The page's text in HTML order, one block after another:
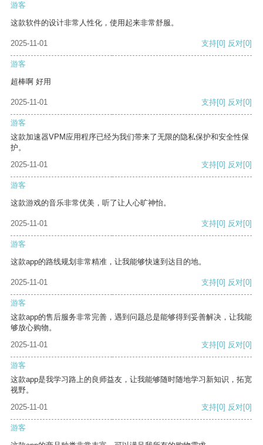
游客
这款软件的设计非常人性化，使用起来非常舒服。
2025-11-01 支持[0] 反对[0]
游客
超棒啊 好用
2025-11-01 支持[0] 反对[0]
游客
这款加速器VPM应用程序已经为我们带来了无限的隐私保护和安全性保
护。
2025-11-01
支持[0] 反对[0]
游客
这款游戏的音乐非常优美，听了让人心旷神怡。
2025-11-01 支持[0] 反对[0]
游客
这款app的路线规划非常精准，让我能够快速到达目的地。
2025-11-01 支持[0] 反对[0]
游客
这款app的售后服务非常完善，遇到问题总是能够得到妥善解决，让我能
够放心购物。
2025-11-01
支持[0] 反对[0]
游客
这款app是我学习路上的良师益友，让我能够随时随地学习新知识，拓宽
视野。
2025-11-01
支持[0] 反对[0]
游客